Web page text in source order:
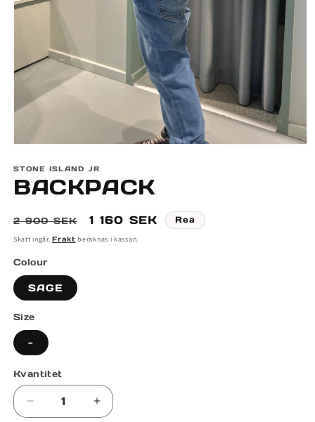
1
modalfönster
STONE ISLAND JR
BACKPACK
Ordinarie
pris
2 900 SEK Försäljningspris
1 160 SEK Rea
Skatt ingår.Frakt beräknas i kassan.
Colour
SAGE
Size
-
Kvantitet
Minska
Öka